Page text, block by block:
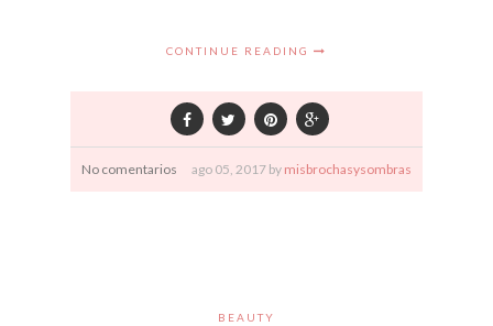
CONTINUE READING
No comentarios ago 05, 2017 by misbrochasysombras
BEAUTY